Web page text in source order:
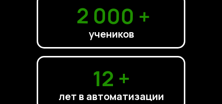
2 000 +
12 +
учеников
лет в автоматизации